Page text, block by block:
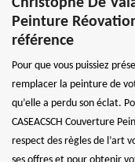
Peinture
référence
Pour que vous puissiez
remplacer la peinture de
qu’elle a perdu son éclat.
CASEACSCH Couverture
respect des règles de l’art